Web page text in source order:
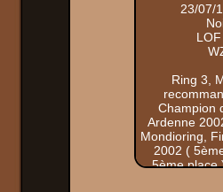
23/07/
Ring 3,
Champion
Ardenne
Mondioring,
2002 (
5ème place